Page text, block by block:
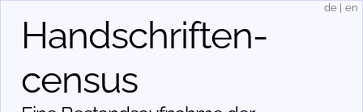
Handschriften­
census
de en